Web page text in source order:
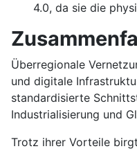
4.0, da sie die
Überregionale
und digitale
standardisierte
Industrialisierung und
Trotz ihrer Vorteile